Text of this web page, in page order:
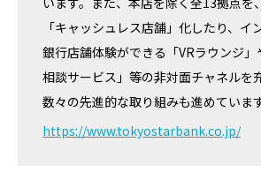
「キャッシュレス店舗」化したり、イ
銀行店舗体験ができる「VRラウンジ
相談サービス」等の非対面チャネルを
数々の先進的な取り組みも進めています
https://www.tokyostarbank.co.jp/